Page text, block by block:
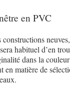
en PVC
habituel d’en
dans la
en matière de